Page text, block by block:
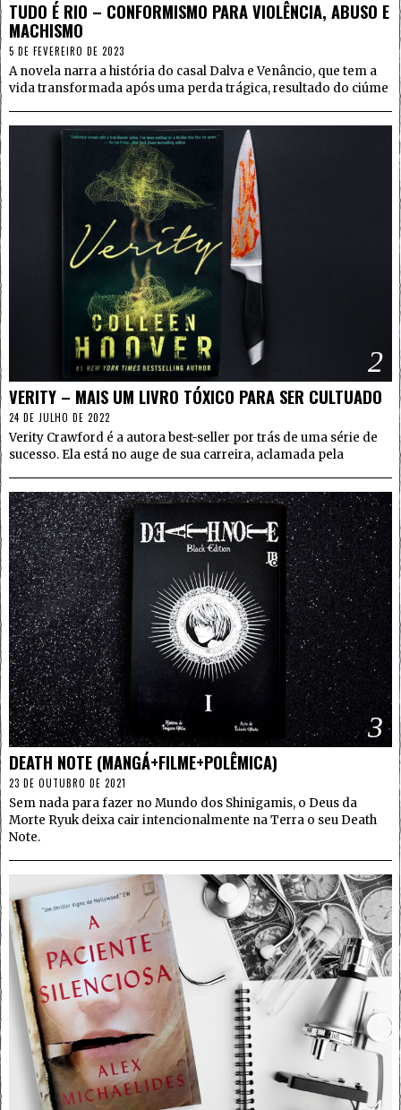
TUDO É RIO – CONFORMISMO PARA VIOLÊNCIA, ABUSO E
MACHISMO
5 DE FEVEREIRO DE 2023
A novela narra a história do casal Dalva e Venâncio, que tem a
vida transformada após uma perda trágica, resultado do ciúme
2
VERITY – MAIS UM LIVRO TÓXICO PARA SER CULTUADO
24 DE JULHO DE 2022
Verity Crawford é a autora best-seller por trás de uma série de
sucesso. Ela está no auge de sua carreira, aclamada pela
3
DEATH NOTE (MANGÁ+FILME+POLÊMICA)
23 DE OUTUBRO DE 2021
Sem nada para fazer no Mundo dos Shinigamis, o Deus da
Morte Ryuk deixa cair intencionalmente na Terra o seu Death
Note.